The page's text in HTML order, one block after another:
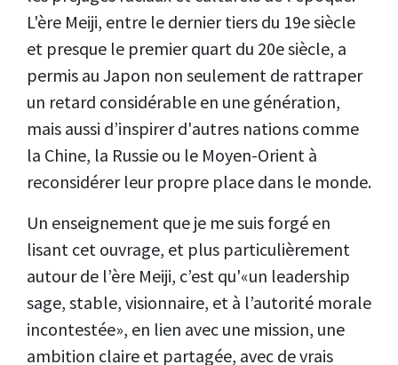
L'ère Meiji, entre le dernier tiers du 19e siècle
et presque le premier quart du 20e siècle, a
permis au Japon non seulement de rattraper
un retard considérable en une génération,
mais aussi d’inspirer d'autres nations comme
la Chine, la Russie ou le Moyen-Orient à
reconsidérer leur propre place dans le monde.
Un enseignement que je me suis forgé en
lisant cet ouvrage, et plus particulièrement
autour de l’ère Meiji, c’est qu'«un leadership
sage, stable, visionnaire, et à l’autorité morale
incontestée», en lien avec une mission, une
ambition claire et partagée, avec de vrais